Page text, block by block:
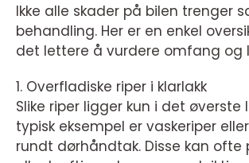
Ikke alle skader på bilen trenger
behandling. Her er en enkel
det lettere å vurdere omfang og
1. Overfladiske riper i klarlakk
Slike riper ligger kun i det øverste
typisk eksempel er vaskeriper
rundt dørhåndtak. Disse kan ofte